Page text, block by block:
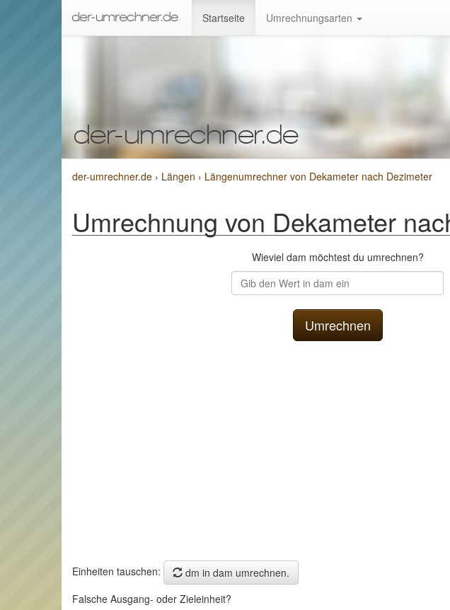
Startseite Umrechnungsarten
der-umrechner.de › Längen › Längenumrechner von Dekameter nach Dezimeter
Umrechnung von Dekameter
Wieviel dam möchtest du umrechnen?
Einheiten tauschen:
dm in dam umrechnen.
Falsche Ausgang- oder Zieleinheit?